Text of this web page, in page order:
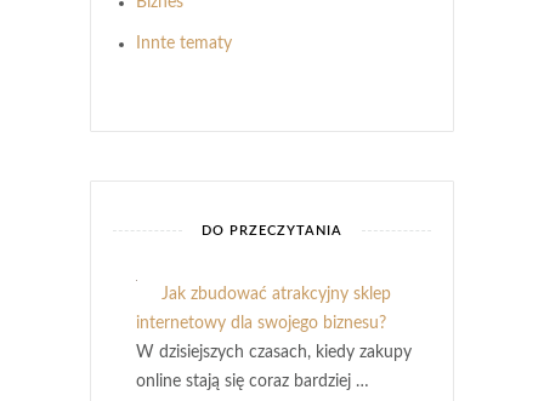
Innte tematy
DO PRZECZYTANIA
Jak zbudować atrakcyjny sklep
internetowy dla swojego biznesu?
W dzisiejszych czasach, kiedy zakupy
online stają się coraz bardziej …